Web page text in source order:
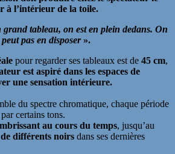
à l’intérieur de la toile.
tableau, on est en plein dedans. On
pas en disposer».
pour regarder ses tableaux est de 45 cm,
est aspiré dans les espaces de
une sensation intérieure.
du spectre chromatique, chaque période
certains tons.
au cours du temps, jusqu’au
de différents noirs dans ses dernières